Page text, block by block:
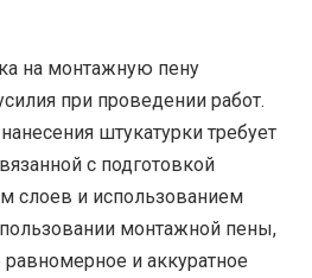
на монтажную пену
при проведении работ.
штукатурки требует
с подготовкой
слоев и использованием
монтажной пены,
равномерное и аккуратное